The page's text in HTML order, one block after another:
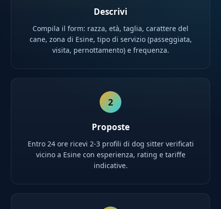
Descrivi
Compila il form: razza, età, taglia, carattere del
cane, zona di Esine, tipo di servizio (passeggiata,
visita, pernottamento) e frequenza.
2
Proposte
Entro 24 ore ricevi 2-3 profili di dog sitter verificati
vicino a Esine con esperienza, rating e tariffe
indicative.